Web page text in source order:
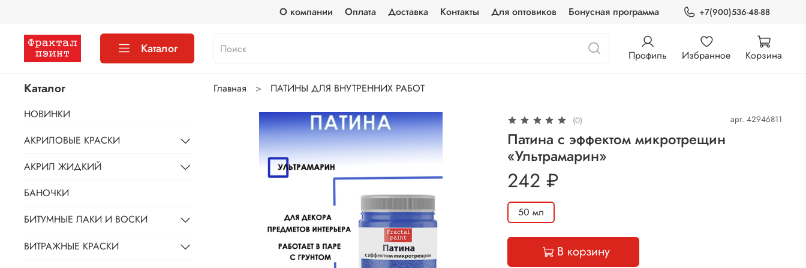
О компании Оплата Доставка Контакты Для оптовиков Бонусная программа +7(900)536-48-88
Каталог Профиль Избранное Корзина
Главная ПАТИНЫ ДЛЯ ВНУТРЕННИХ РАБОТ
(0) арт. 42946811
Патина с эффектом микротрещин
«Ультрамарин»
242 ₽
50 мл
В корзину
Каталог
НОВИНКИ
АКРИЛОВЫЕ КРАСКИ
АКРИЛ ЖИДКИЙ
БАНОЧКИ
БИТУМНЫЕ ЛАКИ И ВОСКИ
ВИТРАЖНЫЕ КРАСКИ